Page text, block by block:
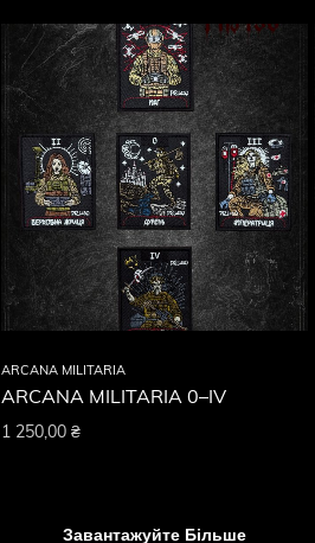
ARCANA MILITARIA
ARCANA MILITARIA 0–IV
1 250,00 ₴
Завантажуйте Більше